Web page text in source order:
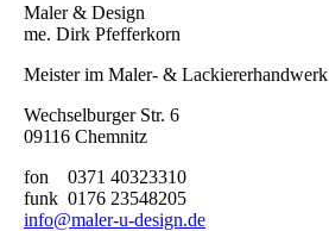
Maler & Design
me. Dirk Pfefferkorn
Meister im Maler- & Lackiererhandwerk
Wechselburger Str. 6
09116 Chemnitz
fon 0371 40323310
funk 0176 23548205
info@maler-u-design.de